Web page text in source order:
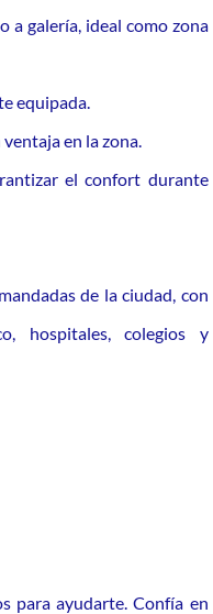
a galería, ideal como zona
equipada.
en la zona.
el confort durante
de la ciudad, con
hospitales, colegios y
para ayudarte. Confía en